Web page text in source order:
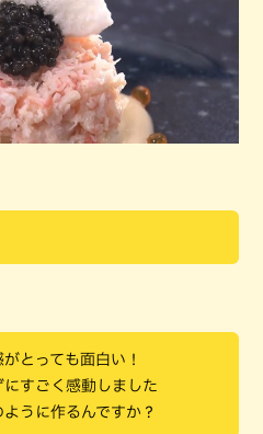
とっても面白い！
にすごく感動しました
うに作るんですか？